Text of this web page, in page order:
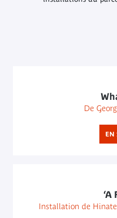
De
EN
‘A
Installation de